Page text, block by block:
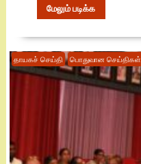
மேலும் படிக்க
தாயகச் செய்தி பொதுவான செய்திகள்